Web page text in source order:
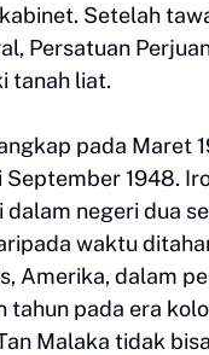
Setelah
Persatuan
tanah liat.
pada Maret
1948.
dalam negeri dua
waktu
Amerika, dalam
tahun pada era
Malaka tidak bisa